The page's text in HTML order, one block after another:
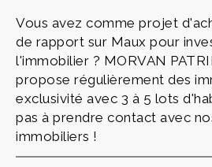
Vous avez comme projet
de rapport sur Maux pour
l'immobilier ? MORVAN
propose régulièrement des
exclusivité avec 3 à 5 lots
pas à prendre contact avec
immobiliers !